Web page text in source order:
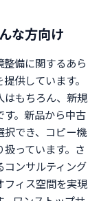
な方向け
備に関するあら
供しています。
はもちろん、新規
。新品から中古
択でき、コピー機
扱っています。さ
コンサルティング
フィス空間を実現